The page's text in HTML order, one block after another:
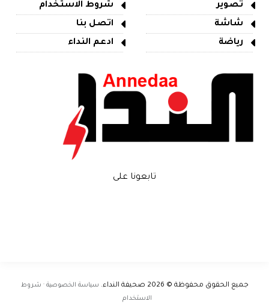
تصوير
شاشة
رياضة
شروط الاستخدام
اتصل بنا
ادعم النداء
تابعونا على
جميع الحقوق محفوظة © 2026 صحيفة النداء. سياسة الخصوصية · شروط
الاستخدام